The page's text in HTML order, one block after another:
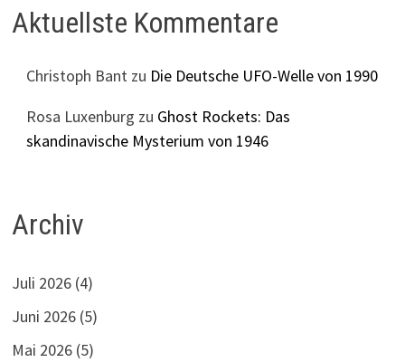
Aktuellste Kommentare
Christoph Bant zu Die Deutsche UFO-Welle von 1990
Rosa Luxenburg zu Ghost Rockets: Das
skandinavische Mysterium von 1946
Archiv
Juli 2026 (4)
Juni 2026 (5)
Mai 2026 (5)